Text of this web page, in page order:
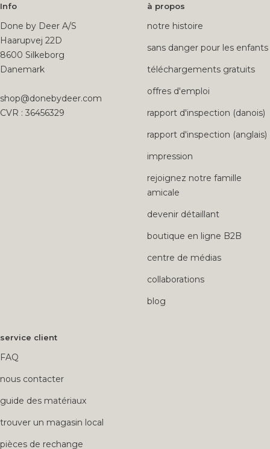
Info
Done by Deer A/S
Haarupvej 22D
8600 Silkeborg
Danemark
shop@donebydeer.com
CVR : 36456329
à propos
notre histoire
sans danger pour les enfants
téléchargements gratuits
offres d'emploi
rapport d'inspection (danois)
rapport d'inspection (anglais)
impression
rejoignez notre famille
amicale
devenir détaillant
boutique en ligne B2B
centre de médias
collaborations
blog
service client
FAQ
nous contacter
guide des matériaux
trouver un magasin local
pièces de rechange